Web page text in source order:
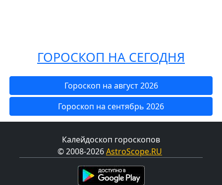
ГОРОСКОП НА СЕГОДНЯ
Гороскоп на август 2026
Гороскоп на сентябрь 2026
Калейдоскоп гороскопов
© 2008-2026AstroScope.RU